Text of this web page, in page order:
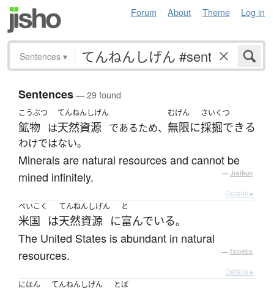
Forum About Theme Log in
Sentences ▾
Sentences— 29 found
こうぶつ
鉱物 は
てんねんしげん
天然資源 であるため、
むげん
無限に
さいくつ
採掘できる
わけではない。
Minerals are natural resources and cannot be
mined infinitely.
— Jreibun
Details ▸
べいこく
米国 は
てんねんしげん
天然資源 に
と
富んでいる。
The United States is abundant in natural
resources.
— Tatoeba
Details ▸
にほん
てんねんしげん とぼ